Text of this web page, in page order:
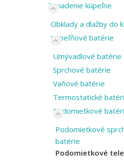
Zariadenie kúpeľne
Obklady a dlažby do
Kúpeľňové batérie
Umývadlové batérie
Sprchové batérie
Vaňové batérie
Termostatické
Podomietkové
Podomietkové
batérie
Podomietkové